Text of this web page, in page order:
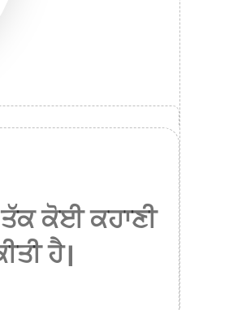
ਕੋਈ ਕਹਾਣੀ
ਹੈ।